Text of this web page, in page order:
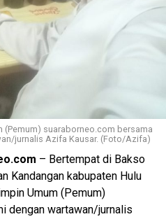
(Pemum) suaraborneo.com bersama
jurnalis Azifa Kausar. (Foto/Azifa)
– Bertempat di Bakso
Kandangan kabupaten Hulu
Umum (Pemum)
dengan wartawan/jurnalis